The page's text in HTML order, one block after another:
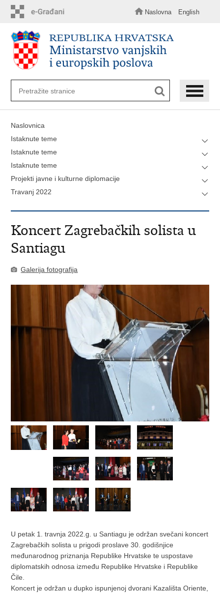
sadržaj
Naslovna English
Naslovnica
Istaknute teme
Istaknute teme
Istaknute teme
Projekti javne i kulturne diplomacije
Travanj 2022
Koncert Zagrebačkih solista u
Santiagu
Galerija fotografija
U petak 1. travnja 2022.g. u Santiagu je održan svečani koncert
Zagrebačkih solista u prigodi proslave 30. godišnjice
međunarodnog priznanja Republike Hrvatske te uspostave
diplomatskih odnosa između Republike Hrvatske i Republike
Čile.
Koncert je održan u dupko ispunjenoj dvorani Kazališta Oriente,